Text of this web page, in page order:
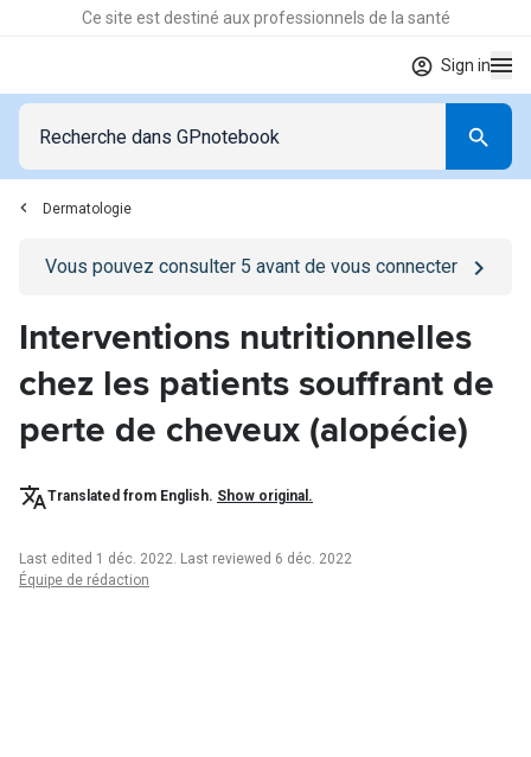
Ce site est destiné aux professionnels de la santé
Sign in
Dermatologie
Go to/se-connecterpage
Vous pouvez consulter 5 avant de vous connecter
Interventions nutritionnelles
chez les patients souffrant de
perte de cheveux (alopécie)
Translated from English. Show original.
Last edited 1 déc. 2022. Last reviewed 6 déc. 2022
Équipe de rédaction